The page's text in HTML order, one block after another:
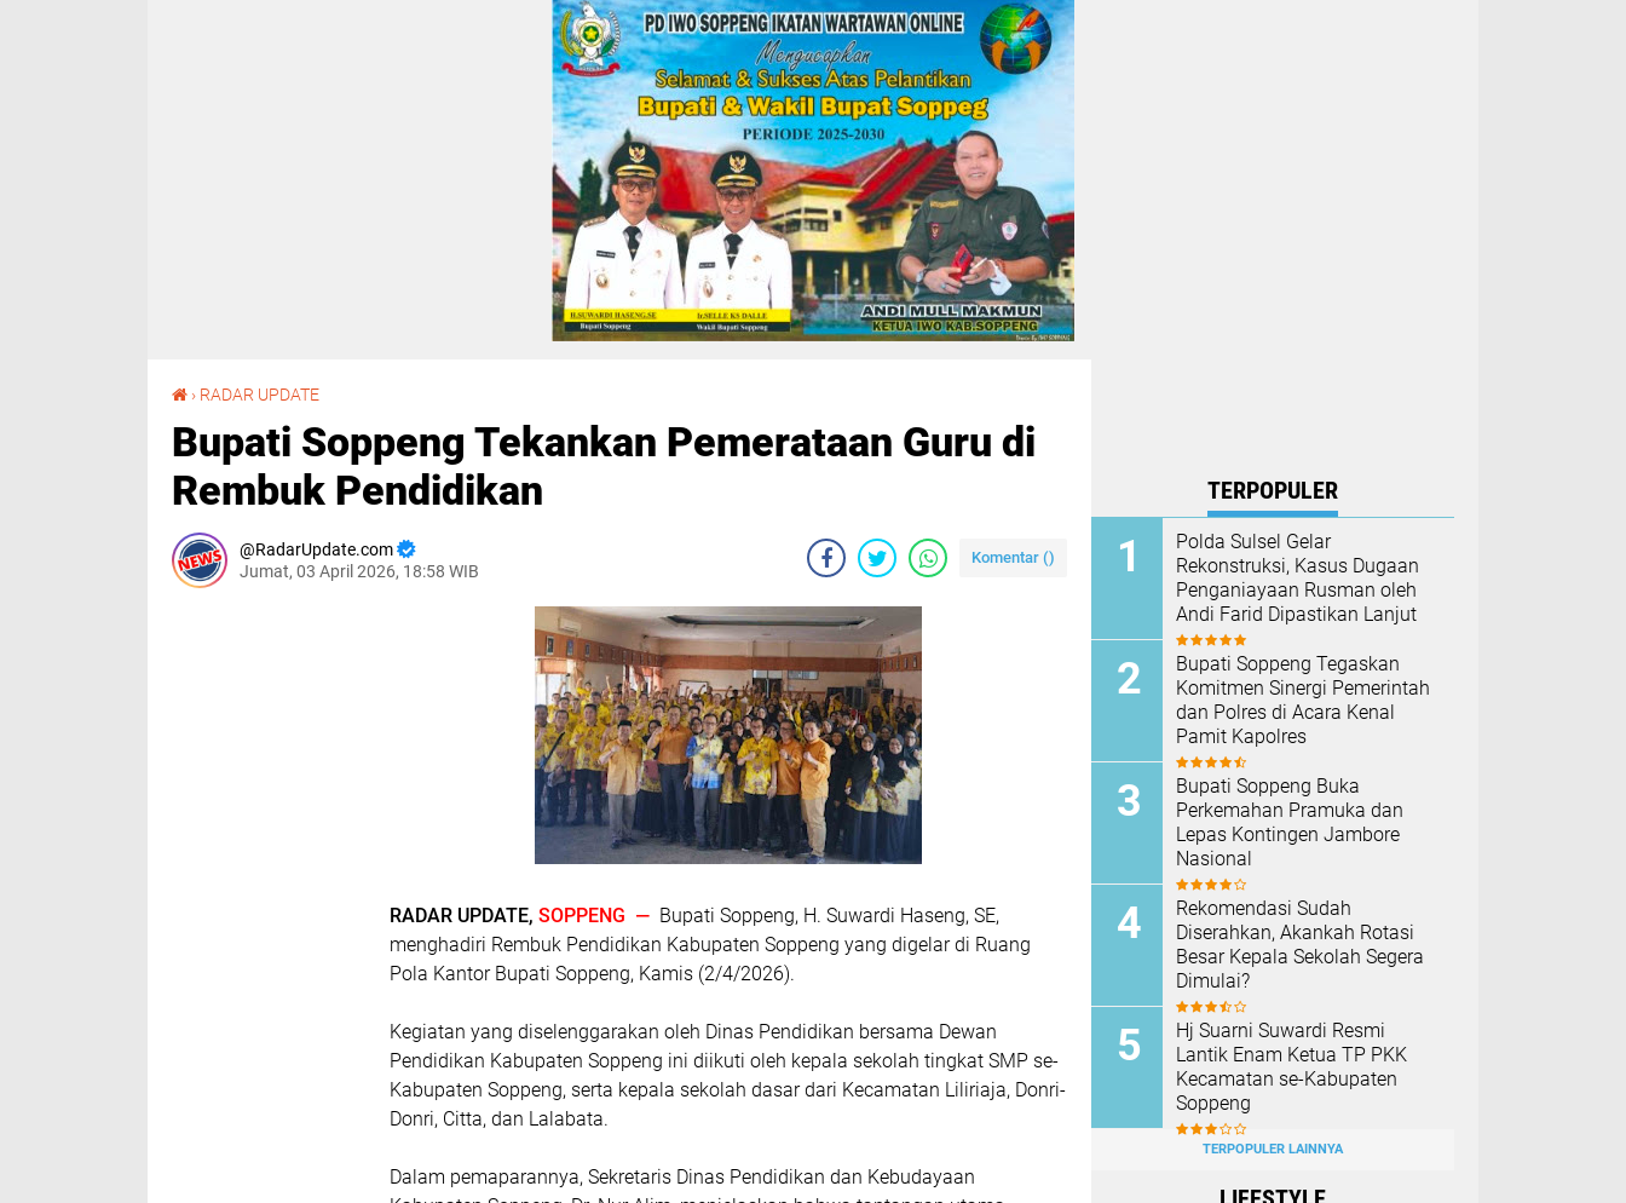
› RADAR UPDATE
Bupati Soppeng Tekankan Pemerataan Guru di
Rembuk Pendidikan
RadarUpdate.com
Jumat, 03 April 2026, 18:58 WIB
Komentar ()
RADAR UPDATE, SOPPENG — Bupati Soppeng, H. Suwardi Haseng, SE,
menghadiri Rembuk Pendidikan Kabupaten Soppeng yang digelar di Ruang
Pola Kantor Bupati Soppeng, Kamis (2/4/2026).
Kegiatan yang diselenggarakan oleh Dinas Pendidikan bersama Dewan
Pendidikan Kabupaten Soppeng ini diikuti oleh kepala sekolah tingkat SMP se-
Kabupaten Soppeng, serta kepala sekolah dasar dari Kecamatan Liliriaja, Donri-
Donri, Citta, dan Lalabata.
Dalam pemaparannya, Sekretaris Dinas Pendidikan dan Kebudayaan
TERPOPULER
Polda Sulsel Gelar
Rekonstruksi, Kasus Dugaan
Penganiayaan Rusman oleh
Andi Farid Dipastikan Lanjut
Bupati Soppeng Tegaskan
Komitmen Sinergi Pemerintah
dan Polres di Acara Kenal
Pamit Kapolres
Bupati Soppeng Buka
Perkemahan Pramuka dan
Lepas Kontingen Jambore
Nasional
Rekomendasi Sudah
Diserahkan, Akankah Rotasi
Besar Kepala Sekolah Segera
Dimulai?
Hj Suarni Suwardi Resmi
Lantik Enam Ketua TP PKK
Kecamatan se-Kabupaten
Soppeng
TERPOPULER LAINNYA